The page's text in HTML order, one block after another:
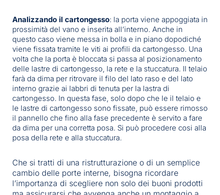
Analizzando il cartongesso: la porta viene appoggiata in
prossimità del vano e inserita all’interno. Anche in
questo caso viene messa in bolla e in piano dopodiché
viene fissata tramite le viti ai profili da cartongesso. Una
volta che la porta è bloccata si passa al posizionamento
delle lastre di cartongesso, la rete e la stuccatura. Il telaio
farà da dima per ritrovare il filo del lato raso e del lato
interno grazie ai labbri di tenuta per la lastra di
cartongesso. In questa fase, solo dopo che le il telaio e
le lastre di cartongesso sono fissate, può essere rimosso
il pannello che fino alla fase precedente è servito a fare
da dima per una corretta posa. Si può procedere cosi alla
posa della rete e alla stuccatura.
Che si tratti di una ristrutturazione o di un semplice
cambio delle porte interne, bisogna ricordare
l’importanza di scegliere non solo dei buoni prodotti